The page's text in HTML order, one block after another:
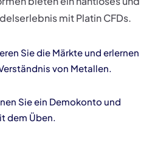
mit Platin CFDs.
Sie die Märkte und erlernen
von Metallen.
Sie ein Demokonto und
dem Üben.